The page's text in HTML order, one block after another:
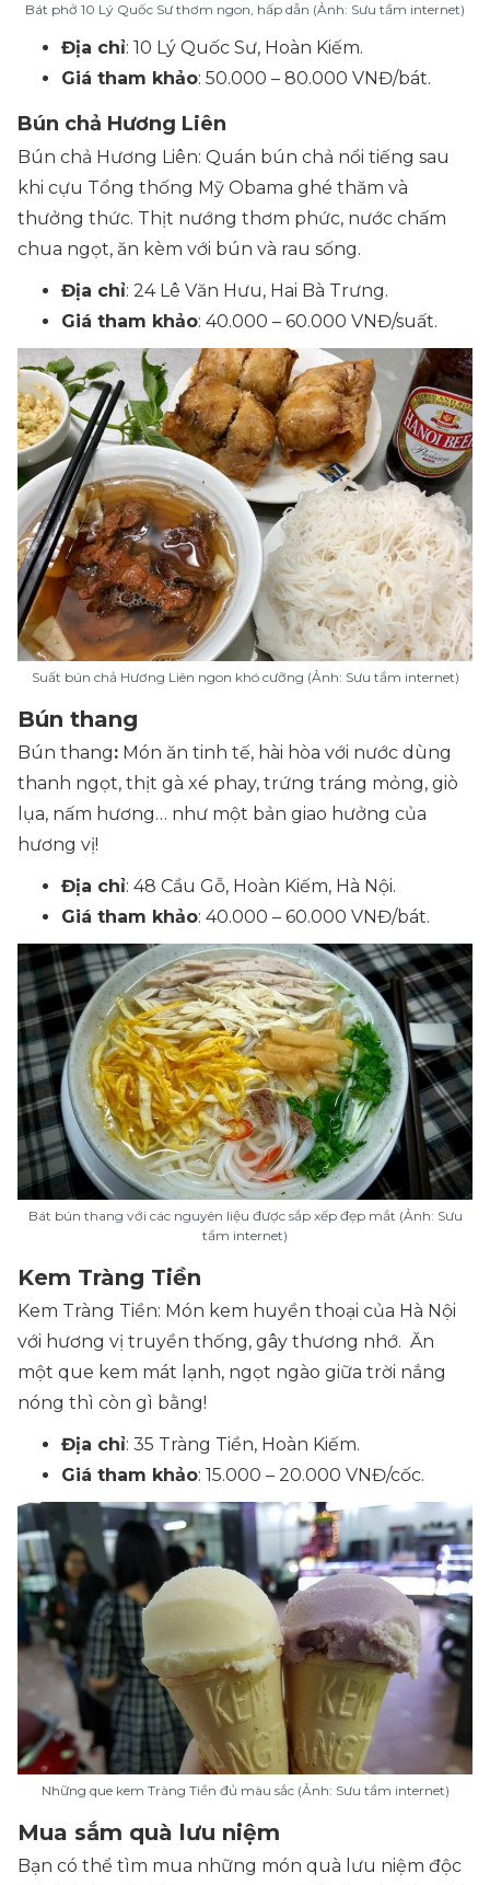
Bát phở 10 Lý Quốc Sư thơm ngon, hấp dẫn (Ảnh: Sưu tầm internet)
Địa chỉ: 10 Lý Quốc Sư, Hoàn Kiếm.
Giá tham khảo: 50.000 – 80.000 VNĐ/bát.
Bún chả Hương Liên
Bún chả Hương Liên: Quán bún chả nổi tiếng sau
khi cựu Tổng thống Mỹ Obama ghé thăm và
thưởng thức. Thịt nướng thơm phức, nước chấm
chua ngọt, ăn kèm với bún và rau sống.
Địa chỉ: 24 Lê Văn Hưu, Hai Bà Trưng.
Giá tham khảo: 40.000 – 60.000 VNĐ/suất.
Suất bún chả Hương Liên ngon khó cưỡng (Ảnh: Sưu tầm internet)
Bún thang
Bún thang: Món ăn tinh tế, hài hòa với nước dùng
thanh ngọt, thịt gà xé phay, trứng tráng mỏng, giò
lụa, nấm hương… như một bản giao hưởng của
hương vị!
Địa chỉ: 48 Cầu Gỗ, Hoàn Kiếm, Hà Nội.
Giá tham khảo: 40.000 – 60.000 VNĐ/bát.
Bát bún thang với các nguyên liệu được sắp xếp đẹp mắt (Ảnh: Sưu
tầm internet)
Kem Tràng Tiền
Kem Tràng Tiền: Món kem huyền thoại của Hà Nội
với hương vị truyền thống, gây thương nhớ. Ăn
một que kem mát lạnh, ngọt ngào giữa trời nắng
nóng thì còn gì bằng!
Địa chỉ: 35 Tràng Tiền, Hoàn Kiếm.
Giá tham khảo: 15.000 – 20.000 VNĐ/cốc.
Những que kem Tràng Tiền đủ màu sắc (Ảnh: Sưu tầm internet)
Mua sắm quà lưu niệm
Bạn có thể tìm mua những món quà lưu niệm độc